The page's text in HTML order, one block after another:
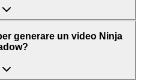
generare un video Ninja